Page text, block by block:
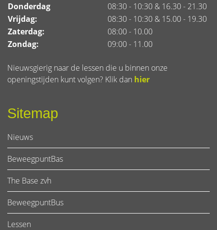
Donderdag
08:30 - 10:30 & 16.30 - 21.30
Vrijdag:
08:30 - 10:30 & 15.00 - 19.30
Zaterdag:
08:00 - 10.00
Zondag:
09:00 - 11.00
Nieuwsgierig naar de lessen die u binnen onze
openingstijden kunt volgen? Klik dan hier
Sitemap
Nieuws
BeweegpuntBas
The Base zvh
BeweegpuntBus
Lessen